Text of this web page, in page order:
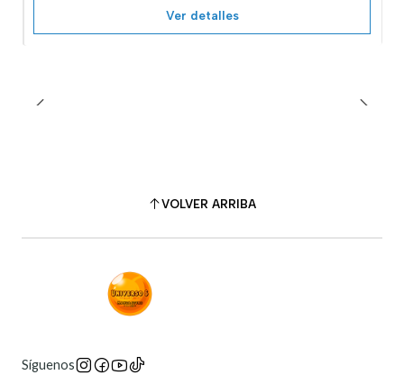
Ver detalles
VOLVER ARRIBA
Síguenos